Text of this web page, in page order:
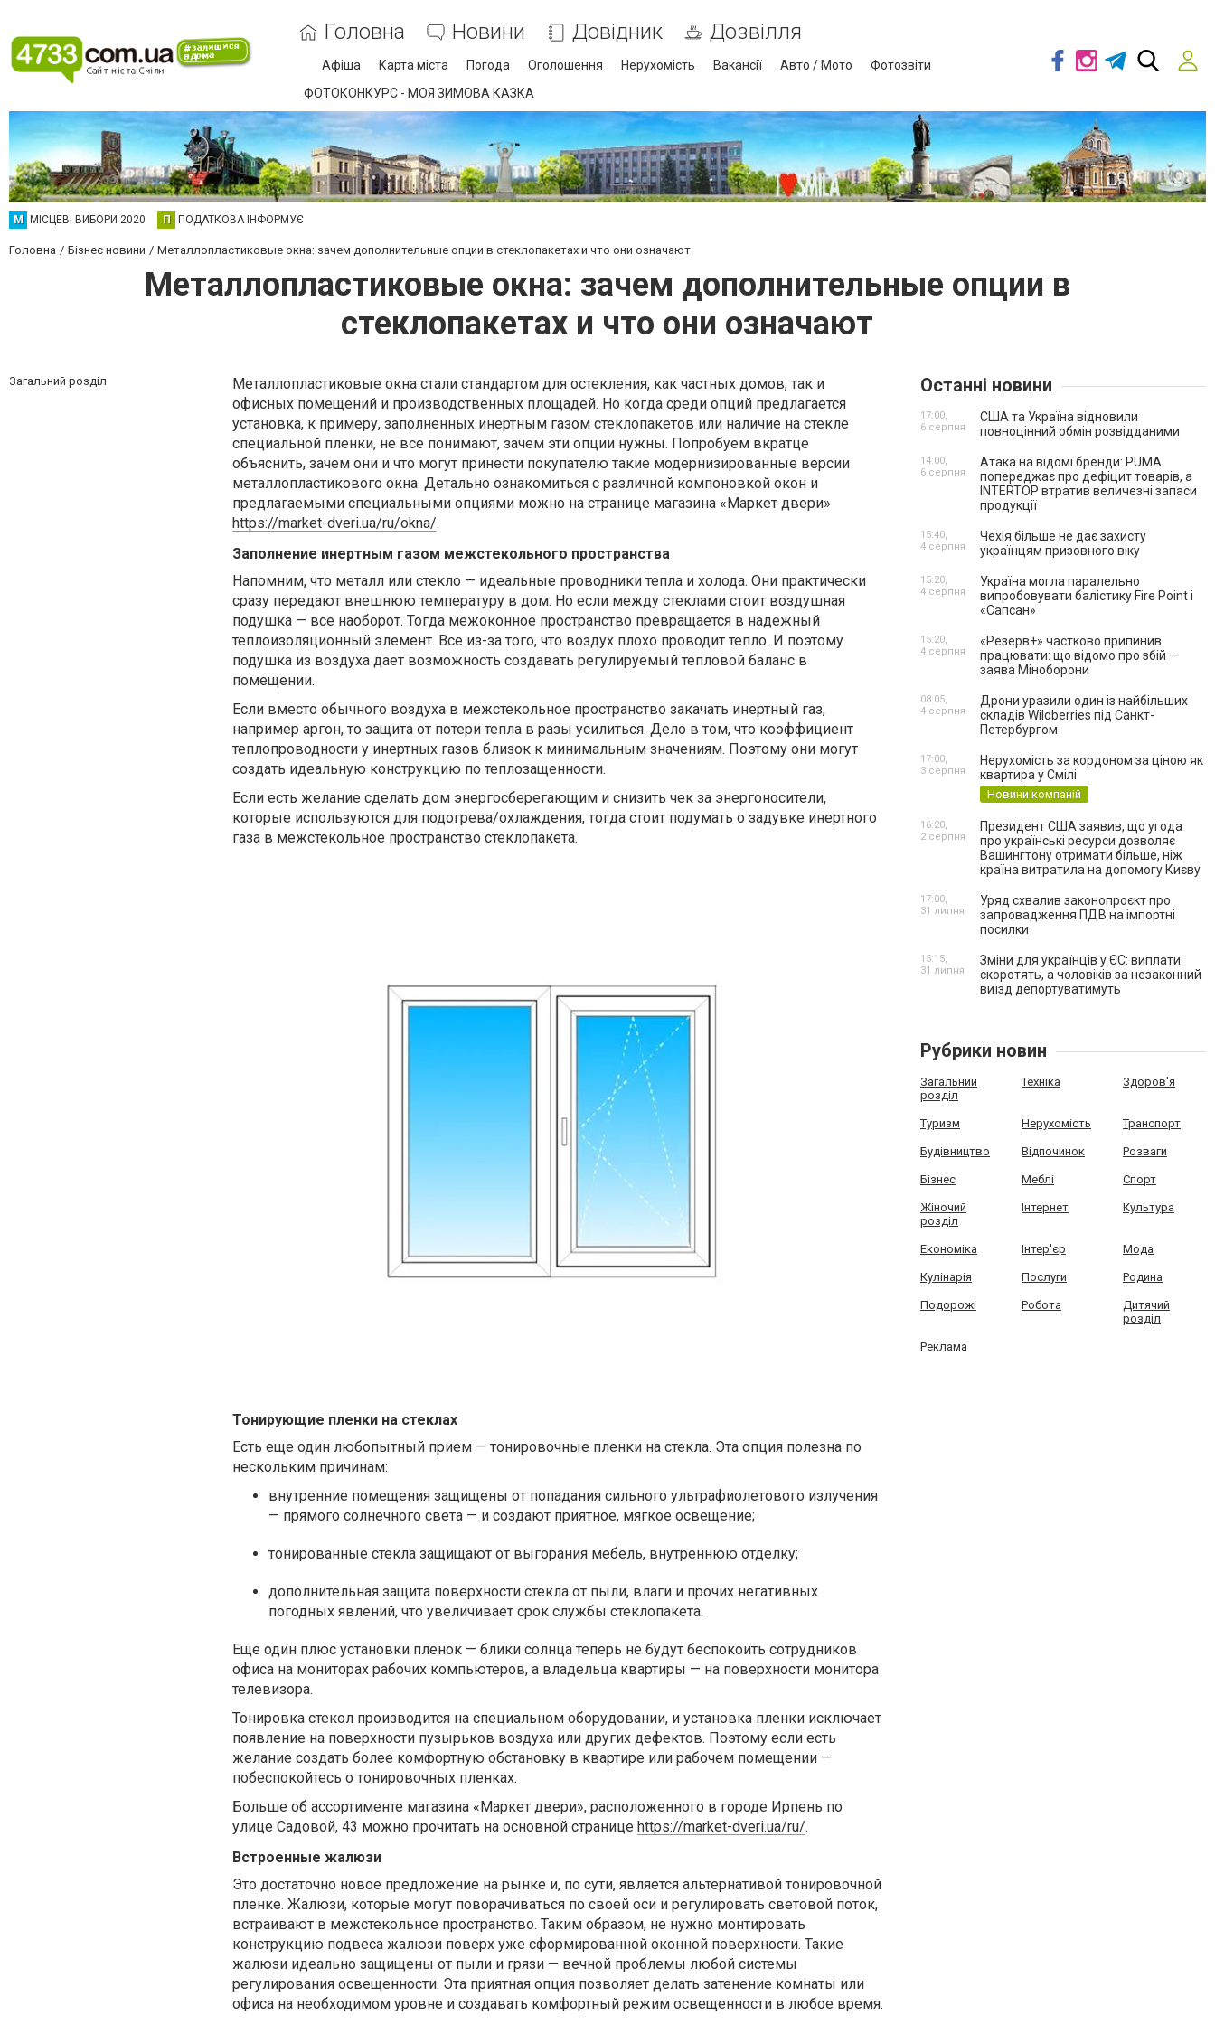
Головна Новини Довідник Дозвілля
Афіша Карта міста Погода Оголошення Нерухомість Вакансії Авто / Мото
Фотозвіти
ФОТОКОНКУРС - МОЯ ЗИМОВА КАЗКА
М МІСЦЕВІ ВИБОРИ 2020 П ПОДАТКОВА ІНФОРМУЄ
Головна Бізнес новини Металлопластиковые окна: зачем дополнительные опции в стеклопакетах и что они означают
Металлопластиковые окна: зачем дополнительные опции в
стеклопакетах и что они означают
Загальний розділ
Металлопластиковые окна стали стандартом для остекления, как частных домов, так и
офисных помещений и производственных площадей. Но когда среди опций предлагается
установка, к примеру, заполненных инертным газом стеклопакетов или наличие на стекле
специальной пленки, не все понимают, зачем эти опции нужны. Попробуем вкратце
объяснить, зачем они и что могут принести покупателю такие модернизированные версии
металлопластикового окна. Детально ознакомиться с различной компоновкой окон и
предлагаемыми специальными опциями можно на странице магазина «Маркет двери»
https://market-dveri.ua/ru/okna/.
Заполнение инертным газом межстекольного пространства
Напомним, что металл или стекло — идеальные проводники тепла и холода. Они практически
сразу передают внешнюю температуру в дом. Но если между стеклами стоит воздушная
подушка — все наоборот. Тогда межоконное пространство превращается в надежный
теплоизоляционный элемент. Все из-за того, что воздух плохо проводит тепло. И поэтому
подушка из воздуха дает возможность создавать регулируемый тепловой баланс в
помещении.
Если вместо обычного воздуха в межстекольное пространство закачать инертный газ,
например аргон, то защита от потери тепла в разы усилиться. Дело в том, что коэффициент
теплопроводности у инертных газов близок к минимальным значениям. Поэтому они могут
создать идеальную конструкцию по теплозащенности.
Если есть желание сделать дом энергосберегающим и снизить чек за энергоносители,
которые используются для подогрева/охлаждения, тогда стоит подумать о задувке инертного
газа в межстекольное пространство стеклопакета.
Тонирующие пленки на стеклах
Есть еще один любопытный прием — тонировочные пленки на стекла. Эта опция полезна по
нескольким причинам:
внутренние помещения защищены от попадания сильного ультрафиолетового излучения
— прямого солнечного света — и создают приятное, мягкое освещение;
тонированные стекла защищают от выгорания мебель, внутреннюю отделку;
дополнительная защита поверхности стекла от пыли, влаги и прочих негативных
погодных явлений, что увеличивает срок службы стеклопакета.
Еще один плюс установки пленок — блики солнца теперь не будут беспокоить сотрудников
офиса на мониторах рабочих компьютеров, а владельца квартиры — на поверхности монитора
телевизора.
Тонировка стекол производится на специальном оборудовании, и установка пленки исключает
появление на поверхности пузырьков воздуха или других дефектов. Поэтому если есть
желание создать более комфортную обстановку в квартире или рабочем помещении —
побеспокойтесь о тонировочных пленках.
Больше об ассортименте магазина «Маркет двери», расположенного в городе Ирпень по
улице Садовой, 43 можно прочитать на основной странице https://market-dveri.ua/ru/.
Встроенные жалюзи
Это достаточно новое предложение на рынке и, по сути, является альтернативой тонировочной
пленке. Жалюзи, которые могут поворачиваться по своей оси и регулировать световой поток,
встраивают в межстекольное пространство. Таким образом, не нужно монтировать
конструкцию подвеса жалюзи поверх уже сформированной оконной поверхности. Такие
жалюзи идеально защищены от пыли и грязи — вечной проблемы любой системы
регулирования освещенности. Эта приятная опция позволяет делать затенение комнаты или
офиса на необходимом уровне и создавать комфортный режим освещенности в любое время.
Останні новини
США та Україна відновили
повноцінний обмін розвідданими
17:00,
6 серпня
Атака на відомі бренди: PUMA
попереджає про дефіцит товарів, а
INTERTOP втратив величезні запаси
продукції
14:00,
6 серпня
Чехія більше не дає захисту
українцям призовного віку
15:40,
4 серпня
Україна могла паралельно
випробовувати балістику Fire Point і
«Сапсан»
15:20,
4 серпня
«Резерв+» частково припинив
працювати: що відомо про збій —
заява Міноборони
15:20,
4 серпня
Дрони уразили один із найбільших
складів Wildberries під Санкт-
Петербургом
08:05,
4 серпня
Нерухомість за кордоном за ціною як
квартира у Смілі
Новини компаній
17:00,
3 серпня
Президент США заявив, що угода
про українські ресурси дозволяє
Вашингтону отримати більше, ніж
країна витратила на допомогу Києву
16:20,
2 серпня
Уряд схвалив законопроєкт про
запровадження ПДВ на імпортні
посилки
17:00,
31 липня
Зміни для українців у ЄС: виплати
скоротять, а чоловіків за незаконний
виїзд депортуватимуть
15:15,
31 липня
Рубрики новин
Загальний
розділ
Техніка Здоров'я
Туризм Нерухомість Транспорт
Будівництво Відпочинок Розваги
Бізнес Меблі Спорт
Жіночий
розділ
Інтернет Культура
Економіка Інтер'єр Мода
Кулінарія Послуги Родина
Подорожі Робота
Дитячий
розділ
Реклама